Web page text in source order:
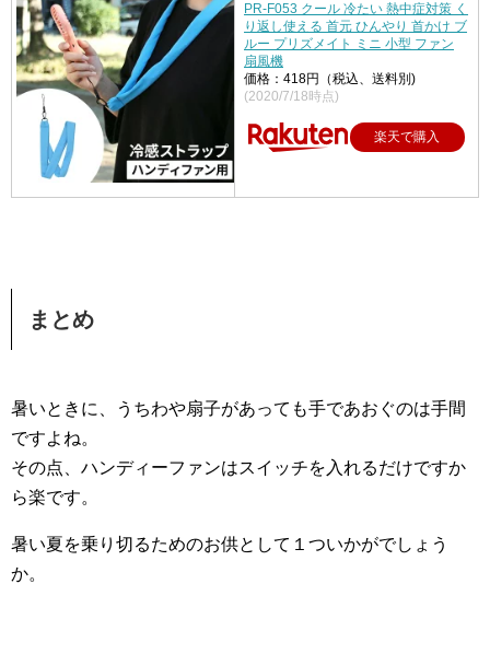
PR-F053 クール 冷たい 熱中症対策 く
り返し使える 首元 ひんやり 首かけ ブ
ルー プリズメイト ミニ 小型 ファン
扇風機
価格：418円（税込、送料別)
(2020/7/18時点)
楽天で購入
まとめ
暑いときに、うちわや扇子があっても手であおぐのは手間
ですよね。
その点、ハンディーファンはスイッチを入れるだけですか
ら楽です。
暑い夏を乗り切るためのお供として１ついかがでしょう
か。